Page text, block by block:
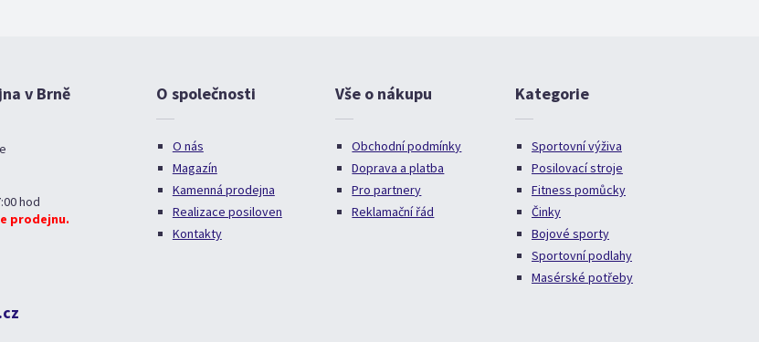
v Brně
hod
prodejnu.
O společnosti
O nás
Magazín
Kamenná prodejna
Realizace posiloven
Kontakty
Vše o nákupu
Obchodní podmínky
Doprava a platba
Pro partnery
Reklamační řád
Kategorie
Sportovní výživa
Posilovací stroje
Fitness pomůcky
Činky
Bojové sporty
Sportovní podlahy
Masérské potřeby